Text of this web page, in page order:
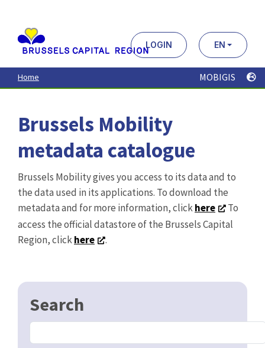
contenu
principal
LOGIN EN
Home MOBIGIS
Brussels Mobility
metadata catalogue
Brussels Mobility gives you access to its data and to
the data used in its applications. To download the
metadata and for more information, clickhere
To
access the official datastore of the Brussels Capital
Region, clickhere .
Search